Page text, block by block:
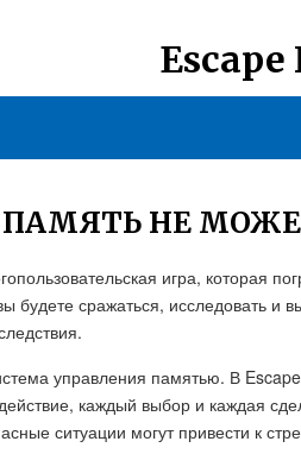
ПАМЯТЬ НЕ
игра, которая
будете сражаться, исследовать и
управления памятью. В
каждый выбор и каждая
ситуации могут привести к